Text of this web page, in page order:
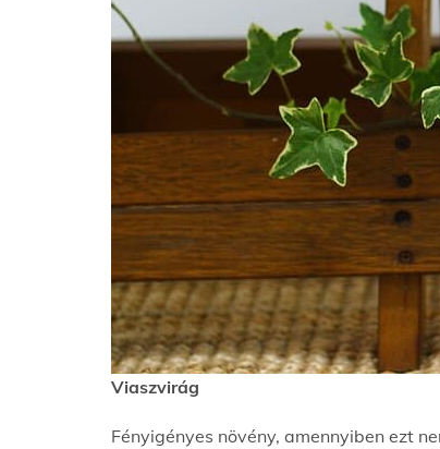
Viaszvirág
Fényigényes növény, amennyiben ezt